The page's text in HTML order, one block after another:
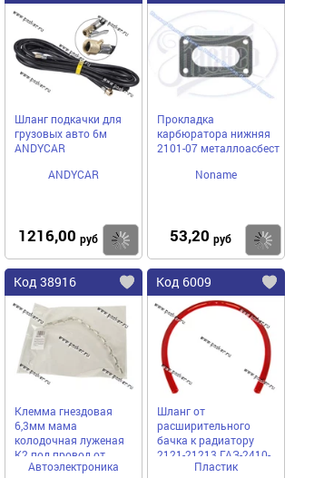
Шланг подкачки для
грузовых авто 6м
ANDYCAR
ANDYCAR
1216,00 руб Купить
Прокладка
карбюратора нижняя
2101-07 металлоасбест
Noname
53,20 руб
Код 38916
Клемма гнездовая
6,3мм мама
колодочная луженая
К2 под провод от
1,50мм до 2,50мм
Автоэлектроника
Код 6009
Шланг от
расширительного
бачка к радиатору
2121-21213 ГАЗ-2410-
3110 Газель
Пластик